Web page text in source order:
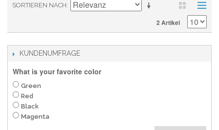
SORTIEREN NACH
2 Artikel
KUNDENUMFRAGE
What is your favorite color
Green
Red
Black
Magenta